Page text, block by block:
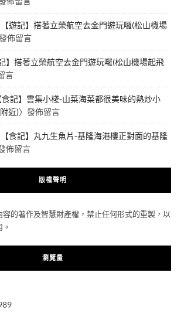
【遊記】搭著立榮航空去金門遊玩囉(松山機場
佈留言
記】搭著立榮航空去金門遊玩囉(松山機場起飛
言
食記】雲集小棧-山菜海菜都很美味的熱炒小
近)〉發佈留言
【食記】丸九生魚片-基隆海港樓正對面的基隆
佈留言
版權聲明
的著作及智慧財產權，禁止任何形式的重製，以
瀏覽量